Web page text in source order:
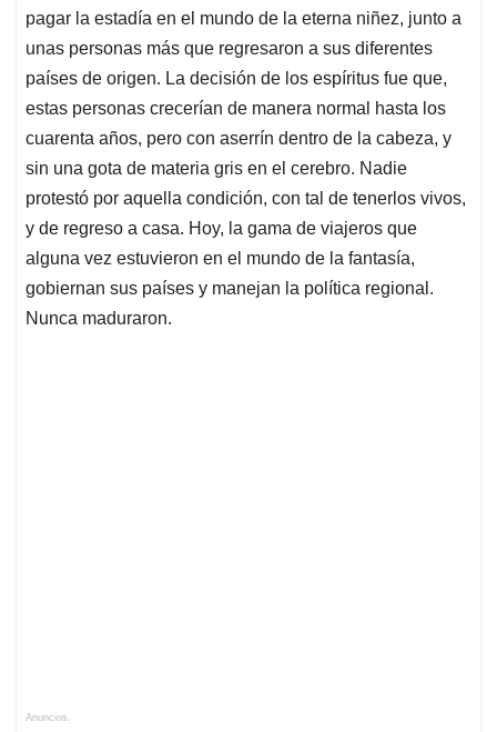
pagar la estadía en el mundo de la eterna niñez, junto a
unas personas más que regresaron a sus diferentes
países de origen. La decisión de los espíritus fue que,
estas personas crecerían de manera normal hasta los
cuarenta años, pero con aserrín dentro de la cabeza, y
sin una gota de materia gris en el cerebro. Nadie
protestó por aquella condición, con tal de tenerlos vivos,
y de regreso a casa. Hoy, la gama de viajeros que
alguna vez estuvieron en el mundo de la fantasía,
gobiernan sus países y manejan la política regional.
Nunca maduraron.
Anuncios.